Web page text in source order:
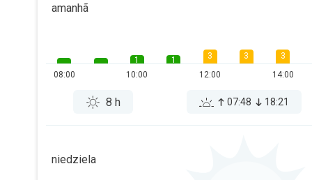
amanhã
08:00
1
10:00
1
3
12:00
3
3
14:00
8 h 07:48 18:21
niedziela